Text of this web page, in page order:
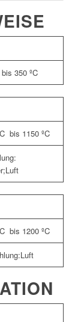
350 ºC
bis 1150 ºC
bis 1200 ºC